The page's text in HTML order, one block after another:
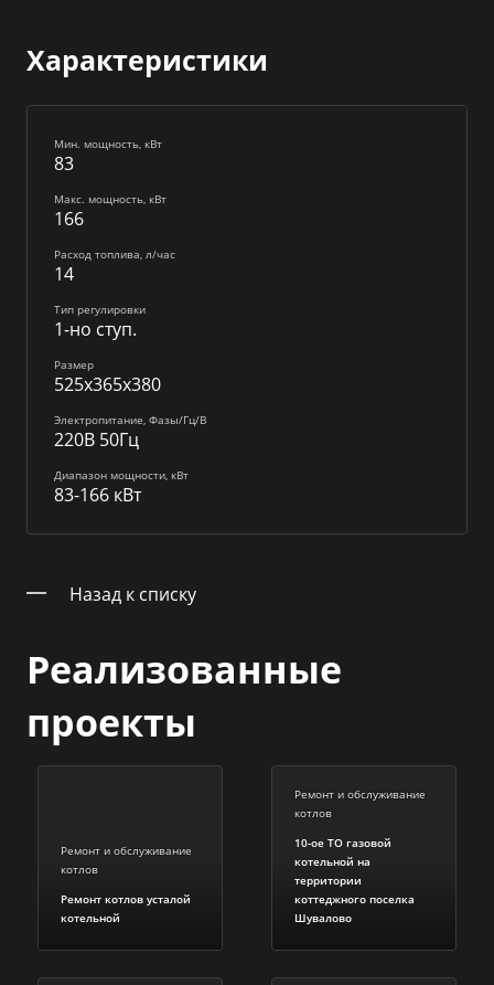
Характеристики
Мин. мощность, кВт
83
Макс. мощность, кВт
166
Расход топлива, л/час
14
Тип регулировки
1-но ступ.
Размер
525x365x380
Электропитание, Фазы/Гц/В
220В 50Гц
Диапазон мощности, кВт
83-166 кВт
Назад к списку
Реализованные
проекты
Ремонт и обслуживание
котлов
Ремонт котлов усталой
котельной
Ремонт и обслуживание
котлов
10-ое ТО газовой
котельной на
территории
коттеджного поселка
Шувалово